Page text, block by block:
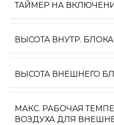
ТАЙМЕР НА
ВЫСОТА ВНУТР. БЛОКА
ВЫСОТА ВНЕШНЕГО
МАКС. РАБОЧАЯ
ВОЗДУХА ДЛЯ